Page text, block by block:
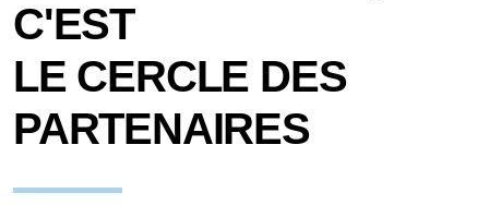
Participez à une énergie collective fondée sur l’entraide, la
convivialité et l’action concrète.
À travers nos offres partenairesPEUPLEBLEU
communication, mises en relation, événements, projets